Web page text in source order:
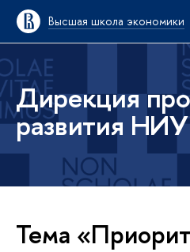
Высшая школа экономики
Дирекция
развития
Тема